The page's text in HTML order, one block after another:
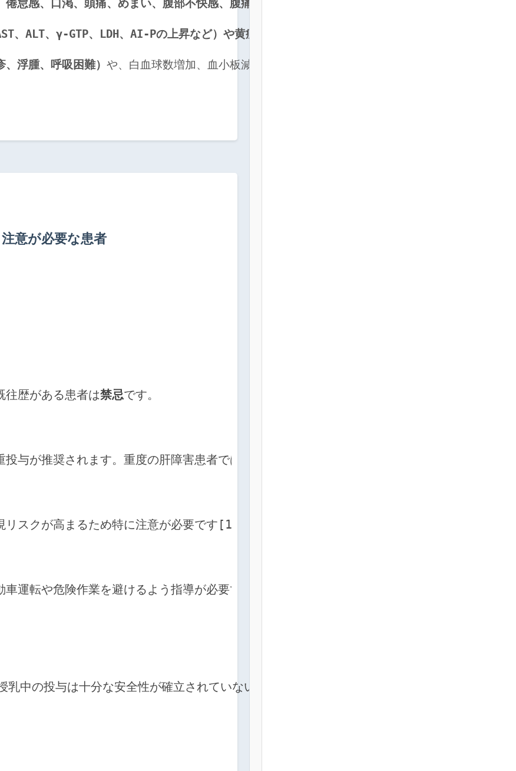
倦怠感、口渇、頭痛、めまい、腹部不快感、腹痛、下痢、便秘
、ALT、γ-GTP、LDH、AI-Pの上昇など）や黄疸、劇症肝炎
、浮腫、呼吸困難）や、白血球数増加、血小板減少、動悸、血圧上昇など多様な副作用が報告さ
意が必要な患者
往歴がある患者は禁忌です。
投与が推奨されます。重度の肝障害患者では代謝・排泄が遅延する可能性があります[5]。
リスクが高まるため特に注意が必要です[1][2]。
車運転や危険作業を避けるよう指導が必要です[4]。
中の投与は十分な安全性が確立されていないため、リスク・ベネフィットを慎重に評価して